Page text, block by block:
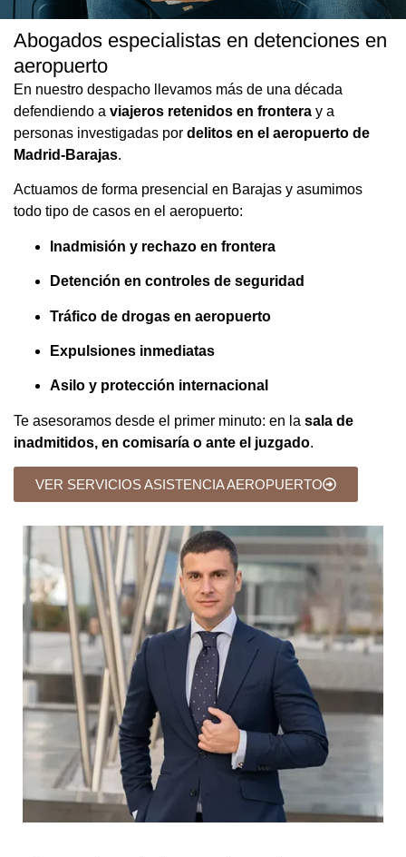
Abogado experto en detenciones e
inadmisiones en el Aeropuerto de
Madrid-Barajas
¿Has sido retenido, inadmitido o detenido en el aeropuerto de
Madrid-Barajas? Confía en nuestros abogados penalistas y de
asistencia legal inmediata, 24/7 y sin compromiso, tanto si eres
extranjero inadmitido como si has sido detenido por un posible
rapidez, rigor y total confidencialidad.
Abogados especialistas en detenciones en
aeropuerto
En nuestro despacho llevamos más de una década
defendiendo a viajeros retenidos en frontera y a
personas investigadas por delitos en el aeropuerto de
Madrid-Barajas.
Actuamos de forma presencial en Barajas y asumimos
todo tipo de casos en el aeropuerto:
Inadmisión y rechazo en frontera
Detención en controles de seguridad
Tráfico de drogas en aeropuerto
Expulsiones inmediatas
Asilo y protección internacional
Te asesoramos desde el primer minuto: en la sala de
inadmitidos, en comisaría o ante el juzgado.
VER SERVICIOS ASISTENCIA AEROPUERTO